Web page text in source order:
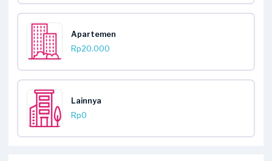
Apartemen
Rp20.000
Lainnya
Rp0